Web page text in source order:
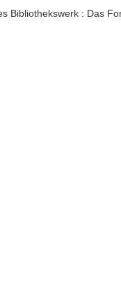
Bibliothekswerk : Das